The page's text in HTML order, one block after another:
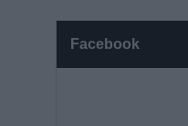
Facebook